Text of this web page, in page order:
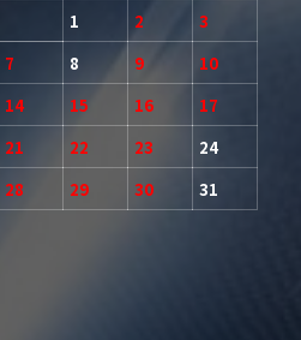
1
2
3
7 8 9
10
14 15 16
17
21 22 23
24
28 29 30 31